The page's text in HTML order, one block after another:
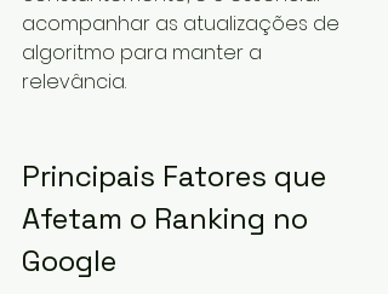
acompanhar as atualizações de
algoritmo para manter a
relevância.
Principais Fatores que
Afetam o Ranking no
Google